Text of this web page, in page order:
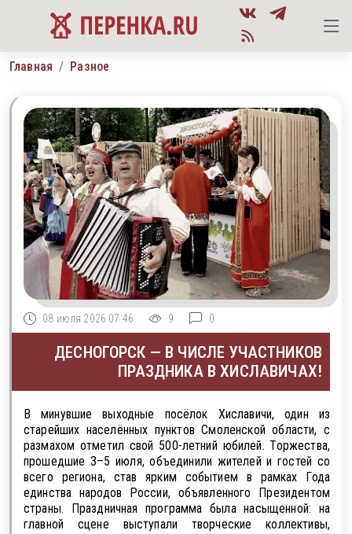
Главная Разное
08 июля 2026 07:46 9 0
ДЕСНОГОРСК — В ЧИСЛЕ УЧАСТНИКОВ
ПРАЗДНИКА В ХИСЛАВИЧАХ!
В минувшие выходные посёлок Хиславичи, один из
старейших населённых пунктов Смоленской области, с
размахом отметил свой 500-летний юбилей. Торжества,
прошедшие 3–5 июля, объединили жителей и гостей со
всего региона, став ярким событием в рамках Года
единства народов России, объявленного Президентом
страны. Праздничная программа была насыщенной: на
главной сцене выступали творческие коллективы,